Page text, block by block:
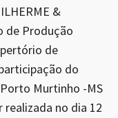
&
de Produção
de
do
Murtinho -MS
realizada no dia 12